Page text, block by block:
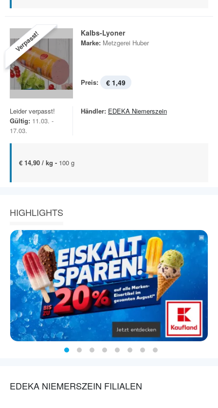
Verpasst! Kalbs-Lyoner
Marke: Metzgerei Huber
Preis: € 1,49
Leider verpasst!
Gültig: 11.03. -
17.03.
Händler: EDEKA Niemerszein
€ 14,90 / kg - 100 g
HIGHLIGHTS
EDEKA NIEMERSZEIN FILIALEN